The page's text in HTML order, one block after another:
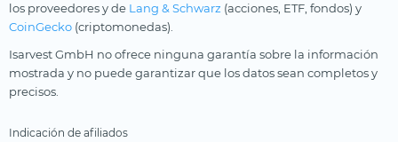
los proveedores y de Lang & Schwarz (acciones, ETF, fondos) y
CoinGecko (criptomonedas).
Isarvest GmbH no ofrece ninguna garantía sobre la información
mostrada y no puede garantizar que los datos sean completos y
precisos.
Indicación de afiliados